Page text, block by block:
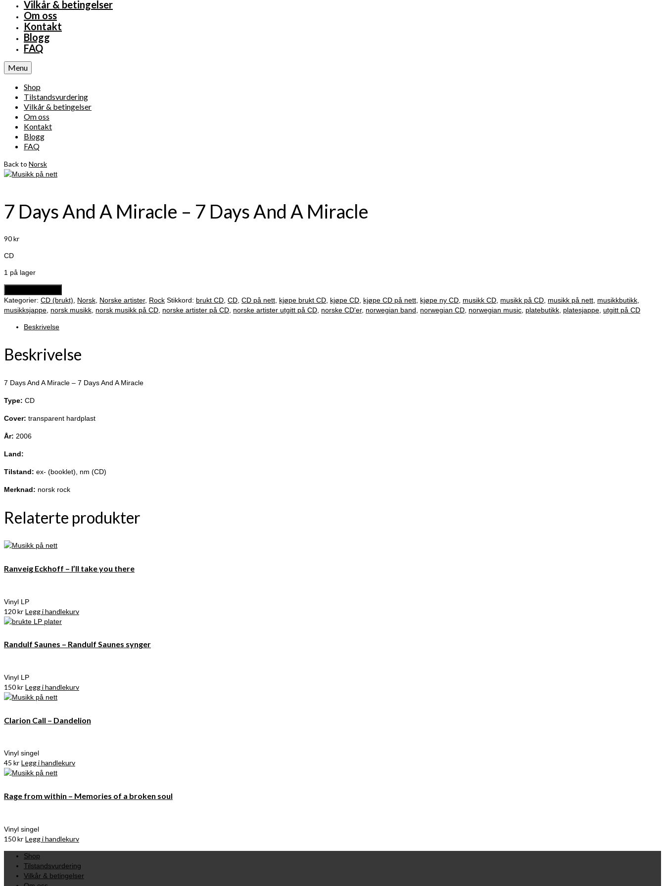
Vilkår & betingelser
Om oss
Kontakt
Blogg
FAQ
Menu
Shop
Tilstandsvurdering
Vilkår & betingelser
Om oss
Kontakt
Blogg
FAQ
Back to Norsk
7 Days And A Miracle – 7 Days And A Miracle
90kr
CD
1 på lager
Days
And
Miracle
7
Days
Miracle
antall
Kategorier: CD (brukt) Norsk Norske artister, Rock Stikkord: brukt CD CD CD på nett kjøpe brukt CD kjøpe CD kjøpe CD på nett kjøpe ny CD musikk CD musikk på CD musikk på nett musikkbutikk
musikksjappe norsk musikk norsk musikk på CD norske artister på CD norske artister utgitt på CD norske CD'er, norwegian band norwegian CD norwegian music platebutikk platesjappe utgitt på CD
Beskrivelse
Beskrivelse
7 Days And A Miracle – 7 Days And A Miracle
Type: CD
Cover: transparent hardplast
År: 2006
Land:
Tilstand: ex- (booklet), nm (CD)
Merknad: norsk rock
Relaterte produkter
Ranveig Eckhoff – I’ll take you there
Vinyl LP
120kr Legg i handlekurv
Randulf Saunes – Randulf Saunes synger
Vinyl LP
150kr Legg i handlekurv
Clarion Call – Dandelion
Vinyl singel
45 kr Legg i handlekurv
Rage from within – Memories of a broken soul
Vinyl singel
150kr Legg i handlekurv
Shop
Tilstandsvurdering
Vilkår & betingelser